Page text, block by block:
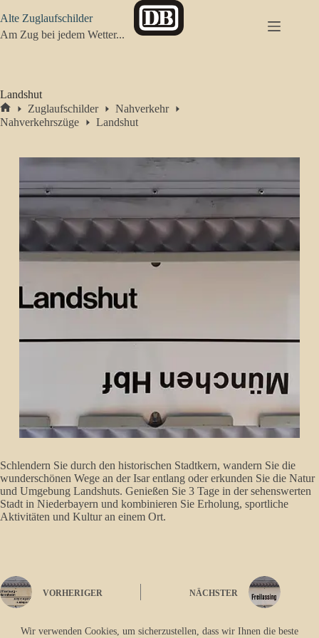
Inhalt
springen
Wir verwenden Cookies, um sicherzustellen, dass wir Ihnen die beste
Alte Zuglaufschilder
Am Zug bei jedem Wetter...
Landshut
Start
Zuglaufschilder
Nahverkehr
Nahverkehrszüge
Landshut
Schlendern Sie durch den historischen Stadtkern, wandern Sie die
wunderschönen Wege an der Isar entlang oder erkunden Sie die Natur
und Umgebung Landshuts. Genießen Sie 3 Tage in der sehenswerten
Stadt in Niederbayern und kombinieren Sie Erholung, sportliche
Aktivitäten und Kultur an einem Ort.
VORHERIGER NÄCHSTER